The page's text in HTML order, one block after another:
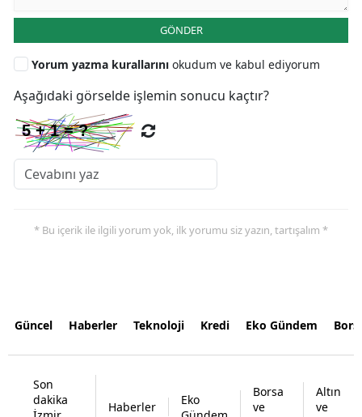
GÖNDER
Yorum yazma kurallarını okudum ve kabul ediyorum
Aşağıdaki görselde işlemin sonucu kaçtır?
* Bu içerik ile ilgili yorum yok, ilk yorumu siz yazın, tartışalım *
Güncel Haberler Teknoloji Kredi Eko Gündem
Son
dakika
Haberler
Eko
Borsa
ve
Altın
ve